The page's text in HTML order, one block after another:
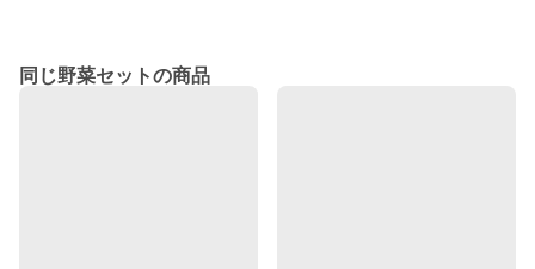
同じ野菜セットの商品